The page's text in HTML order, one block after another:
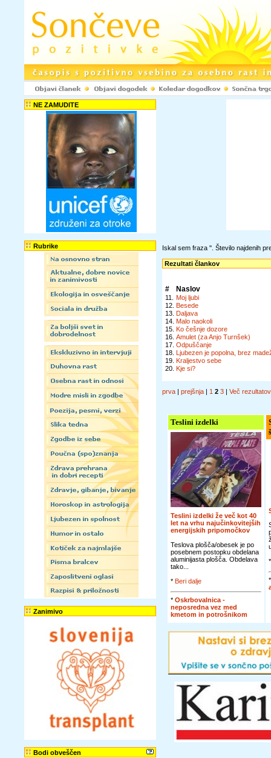
NE ZAMUDITE
Rubrike
Zanimivo
Bodi obveščen
Iskal sem fraza ''. Število najdenih
Rezultati člankov
# Naslov
11.
Moj ljubi
12. Besede
13. Daljava
14. Malo naokoli
15. Ko češnje dozore
16. Amulet (za Anjo Turnšek)
17. Odpuščanje
18. Ljubezen je popolna, brez
19. Kraljestvo sebe
20. Kje si?
prva | prejšnja | 1 2 3 | Več
Teslini izdelki
Teslini izdelki že več kot 40
let na vrhu najučinkovitejših
energijskih pripomočkov
Teslova plošča/obesek je po
posebnem postopku obdelana
aluminijasta plošča. Obdelava
tako...
* Beri dalje
* Oskrbovalnica -
neposredna vez med
kmetom in potrošnikom